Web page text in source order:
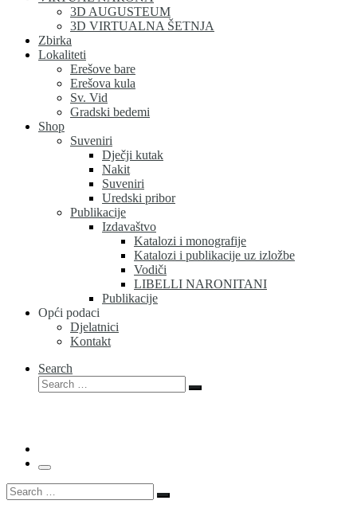
3D AUGUSTEUM
3D VIRTUALNA ŠETNJA
Zbirka
Lokaliteti
Erešove bare
Erešova kula
Sv. Vid
Gradski bedemi
Shop
Suveniri
Dječji kutak
Nakit
Suveniri
Uredski pribor
Publikacije
Izdavaštvo
Katalozi i monografije
Katalozi i publikacije uz izložbe
Vodiči
LIBELLI NARONITANI
Publikacije
Opći podaci
Djelatnici
Kontakt
Search
Search
Search
Menu
Search
Search